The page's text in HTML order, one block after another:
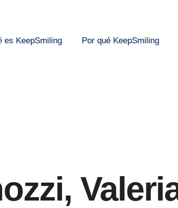
es KeepSmiling Por qué KeepSmiling